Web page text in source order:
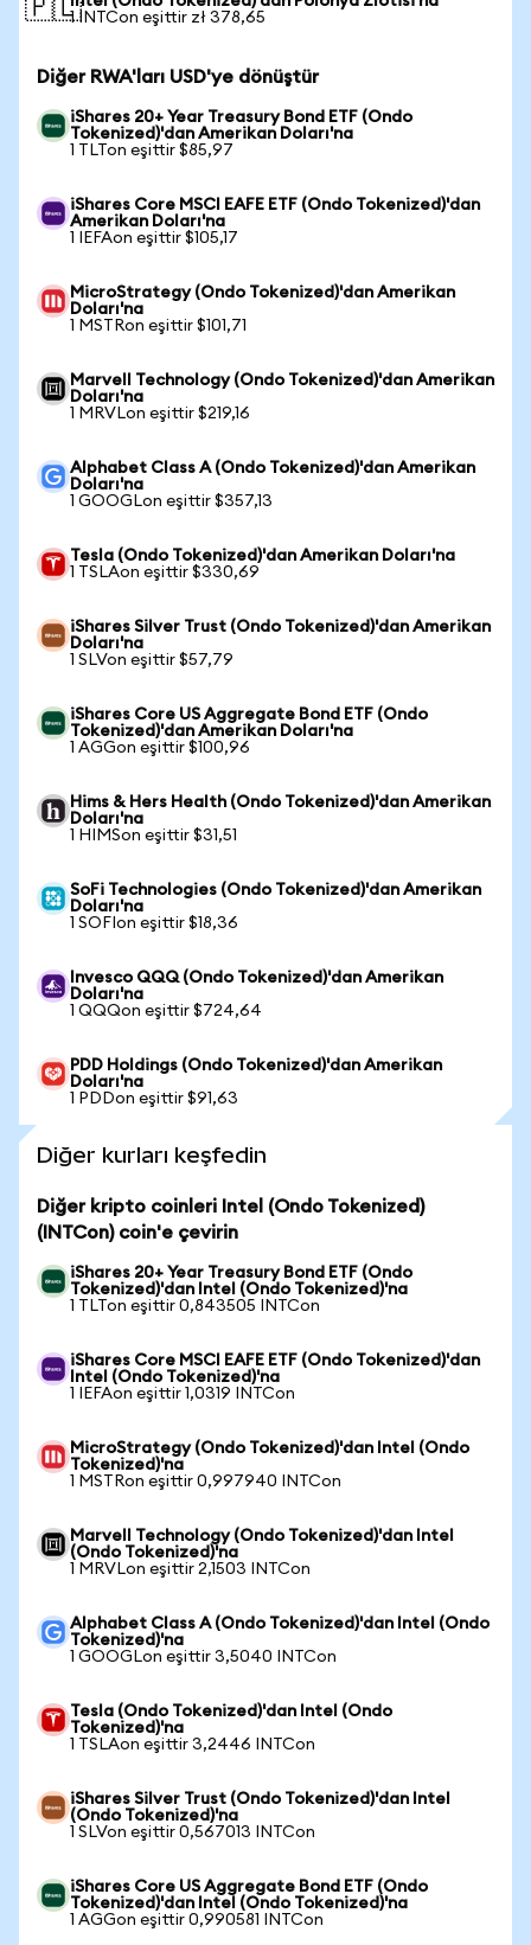
🇵🇱1 INTCon eşittir zł 378,65
Diğer RWA'ları USD'ye dönüştür
iShares 20+ Year Treasury Bond ETF (Ondo
Tokenized)'dan Amerikan Doları'na
1 TLTon eşittir $85,97
iShares Core MSCI EAFE ETF (Ondo Tokenized)'dan
Amerikan Doları'na
1 IEFAon eşittir $105,17
MicroStrategy (Ondo Tokenized)'dan Amerikan
Doları'na
1 MSTRon eşittir $101,71
Marvell Technology (Ondo Tokenized)'dan Amerikan
Doları'na
1 MRVLon eşittir $219,16
Alphabet Class A (Ondo Tokenized)'dan Amerikan
Doları'na
1 GOOGLon eşittir $357,13
Tesla (Ondo Tokenized)'dan Amerikan Doları'na
1 TSLAon eşittir $330,69
iShares Silver Trust (Ondo Tokenized)'dan Amerikan
Doları'na
1 SLVon eşittir $57,79
iShares Core US Aggregate Bond ETF (Ondo
Tokenized)'dan Amerikan Doları'na
1 AGGon eşittir $100,96
Hims & Hers Health (Ondo Tokenized)'dan Amerikan
Doları'na
1 HIMSon eşittir $31,51
SoFi Technologies (Ondo Tokenized)'dan Amerikan
Doları'na
1 SOFIon eşittir $18,36
Invesco QQQ (Ondo Tokenized)'dan Amerikan
Doları'na
1 QQQon eşittir $724,64
PDD Holdings (Ondo Tokenized)'dan Amerikan
Doları'na
1 PDDon eşittir $91,63
Diğer kurları keşfedin
Diğer kripto coinleri Intel (Ondo Tokenized)
(INTCon) coin'e çevirin
iShares 20+ Year Treasury Bond ETF (Ondo
Tokenized)'dan Intel (Ondo Tokenized)'na
1 TLTon eşittir 0,843505 INTCon
iShares Core MSCI EAFE ETF (Ondo Tokenized)'dan
Intel (Ondo Tokenized)'na
1 IEFAon eşittir 1,0319 INTCon
MicroStrategy (Ondo Tokenized)'dan Intel (Ondo
Tokenized)'na
1 MSTRon eşittir 0,997940 INTCon
Marvell Technology (Ondo Tokenized)'dan Intel
(Ondo Tokenized)'na
1 MRVLon eşittir 2,1503 INTCon
Alphabet Class A (Ondo Tokenized)'dan Intel (Ondo
Tokenized)'na
1 GOOGLon eşittir 3,5040 INTCon
Tesla (Ondo Tokenized)'dan Intel (Ondo
Tokenized)'na
1 TSLAon eşittir 3,2446 INTCon
iShares Silver Trust (Ondo Tokenized)'dan Intel
(Ondo Tokenized)'na
1 SLVon eşittir 0,567013 INTCon
iShares Core US Aggregate Bond ETF (Ondo
Tokenized)'dan Intel (Ondo Tokenized)'na
1 AGGon eşittir 0,990581 INTCon